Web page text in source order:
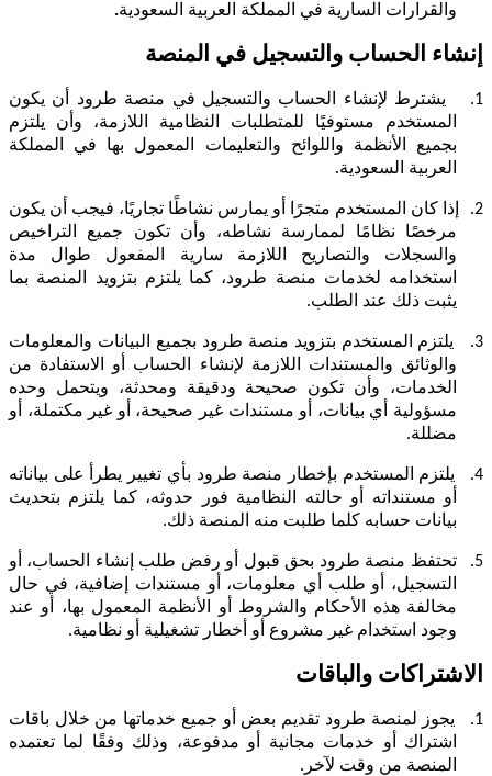
والقرارات السارية في المملكة العربية السعودية.
إنشاء الحساب والتسجيل في المنصة
1.
يشترط لإنشاء الحساب والتسجيل في منصة طرود أن يكون
المستخدم مستوفيًا للمتطلبات النظامية اللازمة، وأن يلتزم
بجميع الأنظمة واللوائح والتعليمات المعمول بها في المملكة
العربية السعودية.
2.
إذا كان المستخدم متجرًا أو يمارس نشاطًا تجاريًا، فيجب أن يكون
مرخصًا نظامًا لممارسة نشاطه، وأن تكون جميع التراخيص
والسجلات والتصاريح اللازمة سارية المفعول طوال مدة
استخدامه لخدمات منصة طرود، كما يلتزم بتزويد المنصة بما
يثبت ذلك عند الطلب.
3.
يلتزم المستخدم بتزويد منصة طرود بجميع البيانات والمعلومات
والوثائق والمستندات اللازمة لإنشاء الحساب أو الاستفادة من
الخدمات، وأن تكون صحيحة ودقيقة ومحدثة، ويتحمل وحده
مسؤولية أي بيانات، أو مستندات غير صحيحة، أو غير مكتملة، أو
مضللة.
4.
يلتزم المستخدم بإخطار منصة طرود بأي تغيير يطرأ على بياناته
أو مستنداته أو حالته النظامية فور حدوثه، كما يلتزم بتحديث
بيانات حسابه كلما طلبت منه المنصة ذلك.
5.
تحتفظ منصة طرود بحق قبول أو رفض طلب إنشاء الحساب، أو
التسجيل، أو طلب أي معلومات، أو مستندات إضافية، في حال
مخالفة هذه الأحكام والشروط أو الأنظمة المعمول بها، أو عند
وجود استخدام غير مشروع أو أخطار تشغيلية أو نظامية.
الاشتراكات والباقات
1.
يجوز لمنصة طرود تقديم بعض أو جميع خدماتها من خلال باقات
اشتراك أو خدمات مجانية أو مدفوعة، وذلك وفقًا لما تعتمده
المنصة من وقت لآخر.